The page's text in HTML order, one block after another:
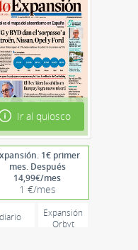
Ir al quiosco
1€ primer
mes. Después
14,99€/mes
1 €/mes
diario
Expansión
Orbyt